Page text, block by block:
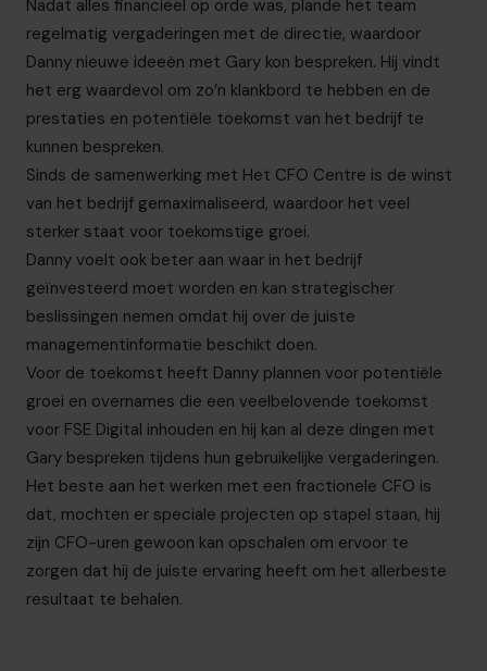
Nadat alles financieel op orde was, plande het team
regelmatig vergaderingen met de directie, waardoor
Danny nieuwe ideeën met Gary kon bespreken. Hij vindt
het erg waardevol om zo’n klankbord te hebben en de
prestaties en potentiële toekomst van het bedrijf te
kunnen bespreken.
Sinds de samenwerking met Het CFO Centre is de winst
van het bedrijf gemaximaliseerd, waardoor het veel
sterker staat voor toekomstige groei.
Danny voelt ook beter aan waar in het bedrijf
geïnvesteerd moet worden en kan strategischer
beslissingen nemen omdat hij over de juiste
managementinformatie beschikt doen.
Voor de toekomst heeft Danny plannen voor potentiële
groei en overnames die een veelbelovende toekomst
voor FSE Digital inhouden en hij kan al deze dingen met
Gary bespreken tijdens hun gebruikelijke vergaderingen.
Het beste aan het werken met een fractionele CFO is
dat, mochten er speciale projecten op stapel staan, hij
zijn CFO-uren gewoon kan opschalen om ervoor te
zorgen dat hij de juiste ervaring heeft om het allerbeste
resultaat te behalen.